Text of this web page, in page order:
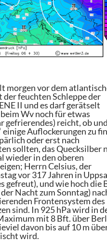
morgen vor dem
feuchten Schleppe der
II und es darf gerätselt
Wv noch für etwas
gefrierendes) reicht, ob
Auflockerungen zu
oder erst nach
sollten, das Quecksilber
wieder in den oberen
Herrn Celsius, der
vor 317 Jahren in
gefreut), und wie hoch die
Nacht zum Sonntag)
Frontensystem des
sind. In 925 hPa wird in
mit 8 Bft. über
davon bis auf 10 m
wird.